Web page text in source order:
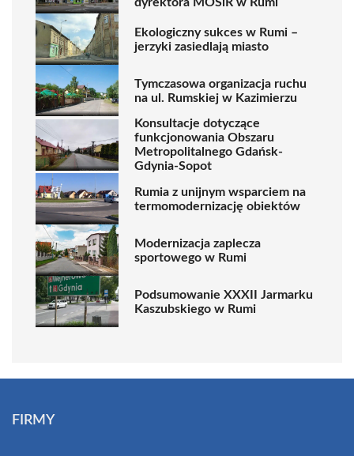
Ekologiczny sukces w Rumi –
jerzyki zasiedlają miasto
Tymczasowa organizacja ruchu
na ul. Rumskiej w Kazimierzu
Konsultacje dotyczące
funkcjonowania Obszaru
Metropolitalnego Gdańsk-
Gdynia-Sopot
Rumia z unijnym wsparciem na
termomodernizację obiektów
Modernizacja zaplecza
sportowego w Rumi
Podsumowanie XXXII Jarmarku
Kaszubskiego w Rumi
FIRMY